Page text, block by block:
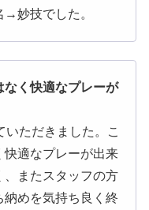
→妙技でした。
なく快適なプレーが
いただきました。こ
快適なプレーが出来
、またスタッフの方
めを気持ち良く終